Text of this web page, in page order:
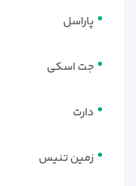
پاراسل
جت اسکی
دارت
زمین تنیس